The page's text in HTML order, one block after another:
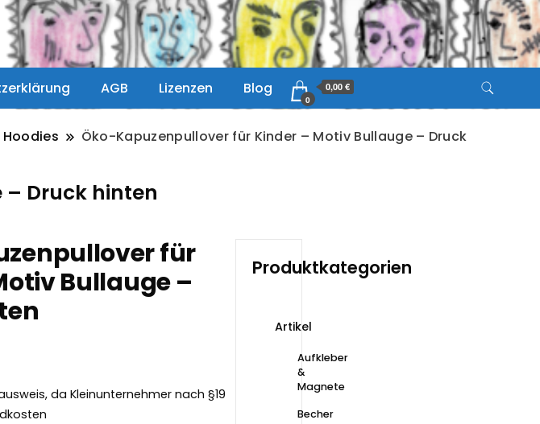
AGB Lizenzen Blog
0
0,00 €
Öko-Kapuzenpullover für Kinder – Motiv Bullauge – Druck
Druck hinten
für
Bullauge –
da Kleinunternehmer nach §19
Produktkategorien
Artikel
Aufkleber
&
Magnete
Becher